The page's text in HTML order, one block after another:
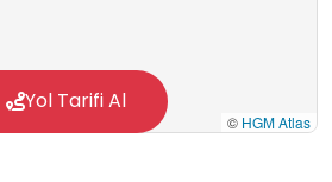
© HGM Atlas
Yol Tarifi Al